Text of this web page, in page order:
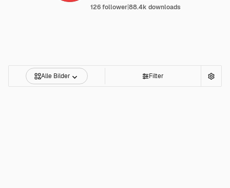
126 follower|88.4k downloads
Alle Bilder Filter